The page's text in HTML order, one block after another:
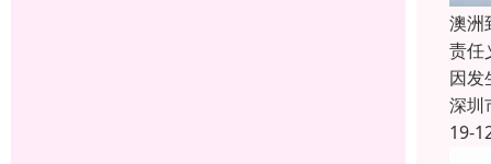
澳洲
责任
因发
深圳
19-